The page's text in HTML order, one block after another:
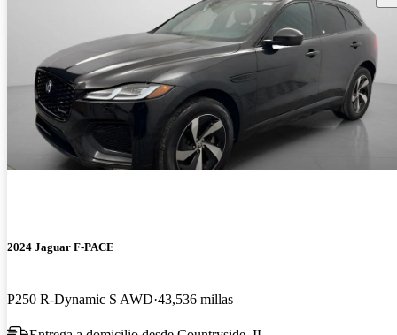
2024 Jaguar F-PACE
P250 R-Dynamic S AWD 43,536 millas